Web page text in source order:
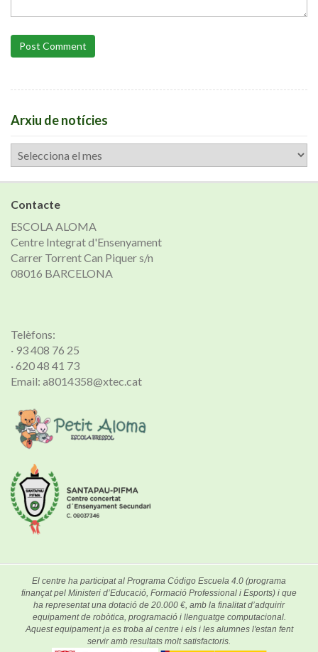
Post Comment
Arxiu de notícies
Arxiu
de
notícies
Contacte
ESCOLA ALOMA
Centre Integrat d'Ensenyament
Carrer Torrent Can Piquer s/n
08016 BARCELONA
Telèfons:
· 93 408 76 25
· 620 48 41 73
Email: a8014358@xtec.cat
El centre ha participat al Programa Código Escuela 4.0 (programa
finançat pel Ministeri d’Educació, Formació Professional i Esports) i que
ha representat una dotació de 20.000 €, amb la finalitat d’adquirir
equipament de robòtica, programació i llenguatge computacional.
Aquest equipament ja es troba al centre i els i les alumnes l'estan fent
servir amb resultats molt satisfactoris.